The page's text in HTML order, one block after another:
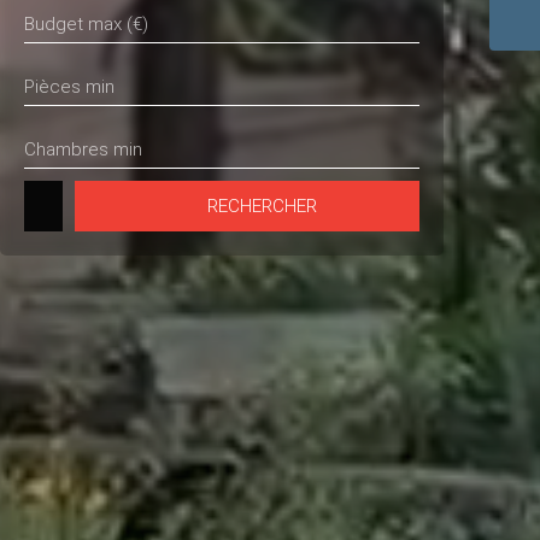
Budget max (€)
Pièces min
Chambres min
RECHERCHER